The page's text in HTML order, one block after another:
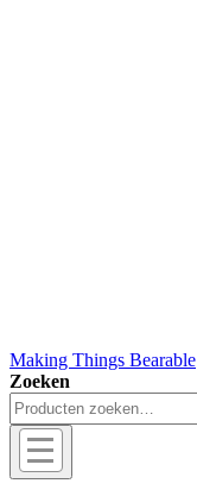
Making Things Bearable
Zoeken
Menu